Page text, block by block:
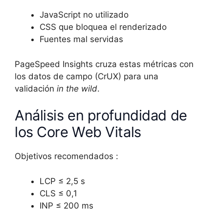
JavaScript no utilizado
CSS que bloquea el renderizado
Fuentes mal servidas
PageSpeed Insights cruza estas métricas con
los datos de campo (CrUX) para una
validación in the wild.
Análisis en profundidad de
los Core Web Vitals
Objetivos recomendados :
LCP ≤ 2,5 s
CLS ≤ 0,1
INP ≤ 200 ms